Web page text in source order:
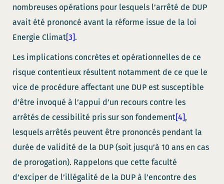
nombreuses opérations pour lesquels l’arrêté de DUP
avait été prononcé avant la réforme issue de la loi
Energie Climat[3].
Les implications concrètes et opérationnelles de ce
risque contentieux résultent notamment de ce que le
vice de procédure affectant une DUP est susceptible
d’être invoqué à l’appui d’un recours contre les
arrêtés de cessibilité pris sur son fondement[4],
lesquels arrêtés peuvent être prononcés pendant la
durée de validité de la DUP (soit jusqu’à 10 ans en cas
de prorogation). Rappelons que cette faculté
d’exciper de l’illégalité de la DUP à l’encontre des